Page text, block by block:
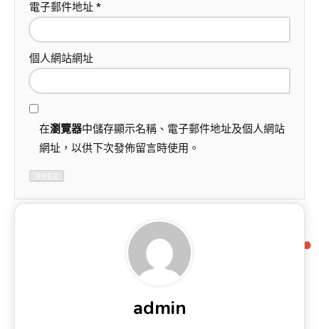
電子郵件地址 *
個人網站網址
在瀏覽器中儲存顯示名稱、電子郵件地址及個人網站
網址，以供下次發佈留言時使用。
admin